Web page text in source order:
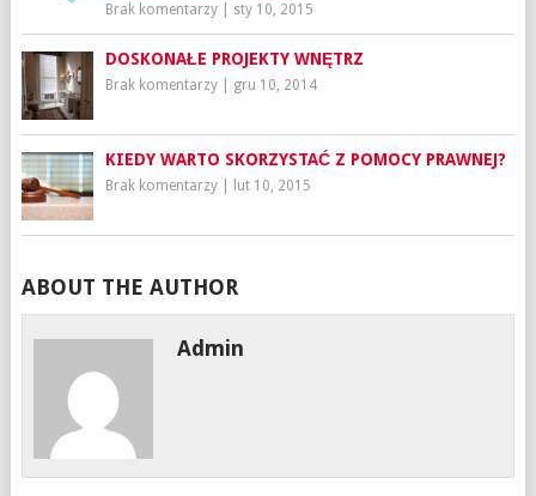
Brak komentarzy| sty 10, 2015
DOSKONAŁE PROJEKTY WNĘTRZ
Brak komentarzy| gru 10, 2014
KIEDY WARTO SKORZYSTAĆ Z POMOCY PRAWNEJ?
Brak komentarzy| lut 10, 2015
ABOUT THE AUTHOR
Admin